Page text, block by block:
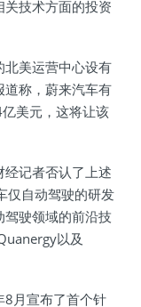
技术方面的投资
北美运营中心设有
道称，蔚来汽车有
美元，这将让该
记者否认了上述
仅自动驾驶的研发
驶领域的前沿技
以及
8月宣布了首个针